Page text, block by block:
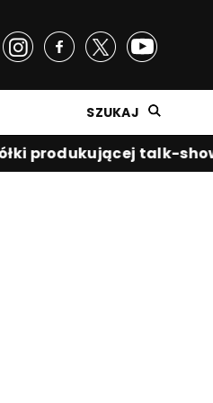
SZUKAJ
produkującej talk-show